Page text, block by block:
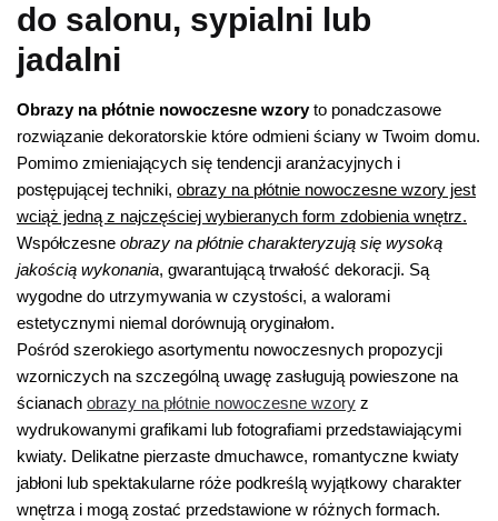
do salonu, sypialni lub
jadalni
Obrazy na płótnie nowoczesne wzoryto ponadczasowe
rozwiązanie dekoratorskie które odmieni ściany w Twoim domu.
Pomimo zmieniających się tendencji aranżacyjnych i
postępującej techniki, obrazy na płótnie nowoczesne wzory jest
wciąż jedną z najczęściej wybieranych form zdobienia wnętrz.
Współczesne obrazy na płótnie charakteryzują się wysoką
jakością wykonania, gwarantującą trwałość dekoracji. Są
wygodne do utrzymywania w czystości, a walorami
estetycznymi niemal dorównują oryginałom.
Pośród szerokiego asortymentu nowoczesnych propozycji
wzorniczych na szczególną uwagę zasługują powieszone na
ścianach obrazy na płótnie nowoczesne wzory z
wydrukowanymi grafikami lub fotografiami przedstawiającymi
kwiaty. Delikatne pierzaste dmuchawce, romantyczne kwiaty
jabłoni lub spektakularne róże podkreślą wyjątkowy charakter
wnętrza i mogą zostać przedstawione w różnych formach.